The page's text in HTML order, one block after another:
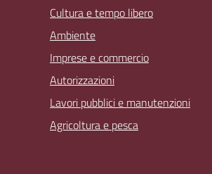
Cultura e tempo libero
Ambiente
Imprese e commercio
Autorizzazioni
Lavori pubblici e manutenzioni
Agricoltura e pesca